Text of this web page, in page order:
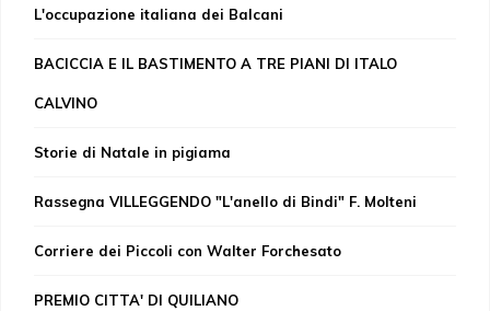
L'occupazione italiana dei Balcani
BACICCIA E IL BASTIMENTO A TRE PIANI DI ITALO
CALVINO
Storie di Natale in pigiama
Rassegna VILLEGGENDO "L'anello di Bindi" F. Molteni
Corriere dei Piccoli con Walter Forchesato
PREMIO CITTA' DI QUILIANO